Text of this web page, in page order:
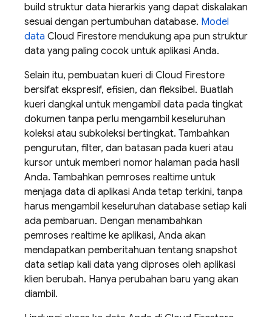
build struktur data hierarkis yang dapat diskalakan
sesuai dengan pertumbuhan database. Model
data Cloud Firestore mendukung apa pun struktur
data yang paling cocok untuk aplikasi Anda.
Selain itu, pembuatan kueri di Cloud Firestore
bersifat ekspresif, efisien, dan fleksibel. Buatlah
kueri dangkal untuk mengambil data pada tingkat
dokumen tanpa perlu mengambil keseluruhan
koleksi atau subkoleksi bertingkat. Tambahkan
pengurutan, filter, dan batasan pada kueri atau
kursor untuk memberi nomor halaman pada hasil
Anda. Tambahkan pemroses realtime untuk
menjaga data di aplikasi Anda tetap terkini, tanpa
harus mengambil keseluruhan database setiap kali
ada pembaruan. Dengan menambahkan
pemroses realtime ke aplikasi, Anda akan
mendapatkan pemberitahuan tentang snapshot
data setiap kali data yang diproses oleh aplikasi
klien berubah. Hanya perubahan baru yang akan
diambil.